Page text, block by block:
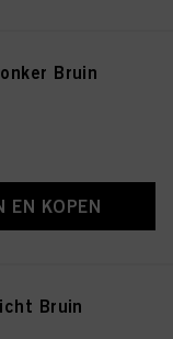
Bruin
EN KOPEN
Bruin